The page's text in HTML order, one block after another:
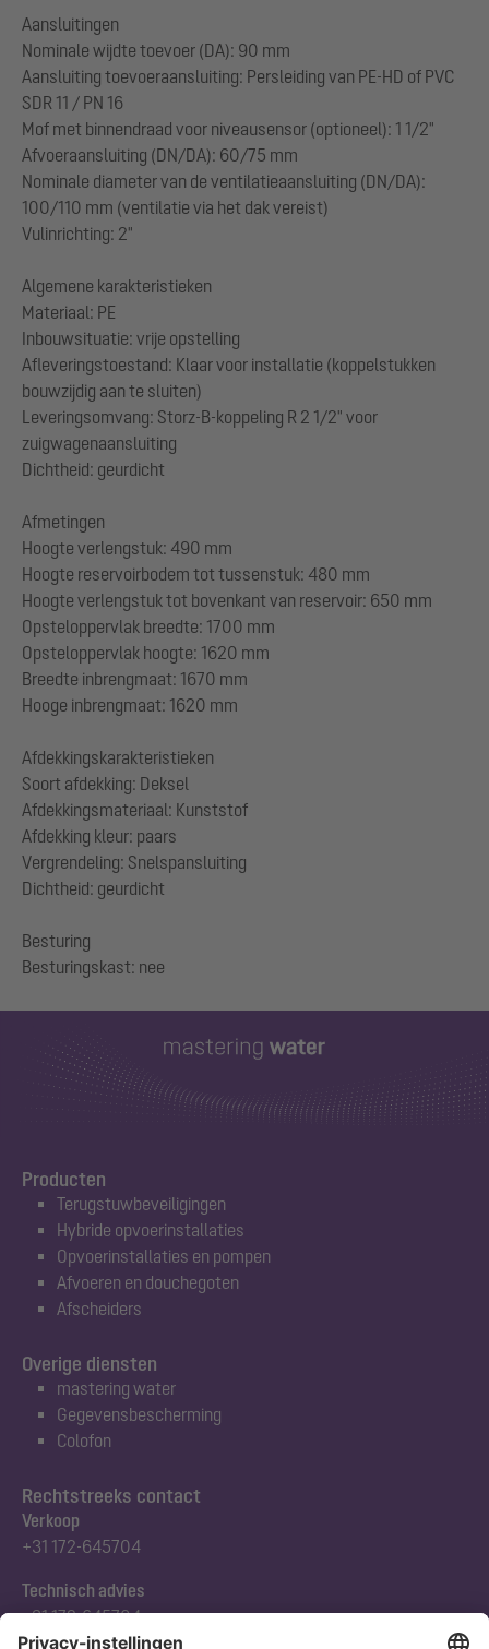
Aansluitingen
Nominale wijdte toevoer (DA): 90 mm
Aansluiting toevoeraansluiting: Persleiding van PE-HD of PVC
SDR 11 / PN 16
Mof met binnendraad voor niveausensor (optioneel): 1 1/2"
Afvoeraansluiting (DN/DA): 60/75 mm
Nominale diameter van de ventilatieaansluiting (DN/DA):
100/110 mm (ventilatie via het dak vereist)
Vulinrichting: 2"
Algemene karakteristieken
Materiaal: PE
Inbouwsituatie: vrije opstelling
Afleveringstoestand: Klaar voor installatie (koppelstukken
bouwzijdig aan te sluiten)
Leveringsomvang: Storz-B-koppeling R 2 1/2" voor
zuigwagenaansluiting
Dichtheid: geurdicht
Afmetingen
Hoogte verlengstuk: 490 mm
Hoogte reservoirbodem tot tussenstuk: 480 mm
Hoogte verlengstuk tot bovenkant van reservoir: 650 mm
Opsteloppervlak breedte: 1700 mm
Opsteloppervlak hoogte: 1620 mm
Breedte inbrengmaat: 1670 mm
Hooge inbrengmaat: 1620 mm
Afdekkingskarakteristieken
Soort afdekking: Deksel
Afdekkingsmateriaal: Kunststof
Afdekking kleur: paars
Vergrendeling: Snelspansluiting
Dichtheid: geurdicht
Besturing
Producten
Terugstuwbeveiligingen
Hybride opvoerinstallaties
Opvoerinstallaties en pompen
Afvoeren en douchegoten
Afscheiders
Rechtstreeks contact
Verkoop
+31 172-645704
Technisch advies
+31 172-645704
Overige diensten
mastering water
Gegevensbescherming
Colofon